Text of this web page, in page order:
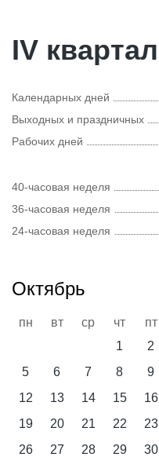
IV квартал
Календарных дней
Выходных и праздничных
Рабочих дней
40-часовая неделя
36-часовая неделя
24-часовая неделя
Октябрь
пн вт ср чт пт
1
2
5
6 7 8 9
12
13 14 15 16
19
20 21 22 23
26
27 28 29 30